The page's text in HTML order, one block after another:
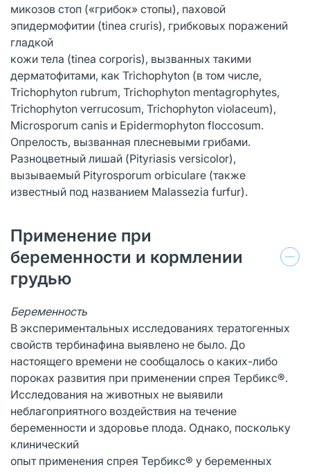
микозов стоп («грибок» стопы), паховой
эпидермофитии (tinea cruris), грибковых поражений
гладкой
кожи тела (tinea corporis), вызванных такими
дерматофитами, как Trichophyton (в том числе,
Trichophyton rubrum, Trichophyton mentagrophytes,
Trichophyton verrucosum, Trichophyton violaceum),
Microsporum canis и Epidermophyton floccosum.
Опрелость, вызванная плесневыми грибами.
Разноцветный лишай (Pityriasis versicolor),
вызываемый Pityrosporum orbiculare (также
известный под названием Malassezia furfur).
Применение при
беременности и кормлении
грудью
Беременность
В экспериментальных исследованиях тератогенных
свойств тербинафина выявлено не было. До
настоящего времени не сообщалось о каких-либо
пороках развития при применении спрея Тербикс®.
Исследования на животных не выявили
неблагоприятного воздействия на течение
беременности и здоровье плода. Однако, поскольку
клинический
опыт применения спрея Тербикс® у беременных